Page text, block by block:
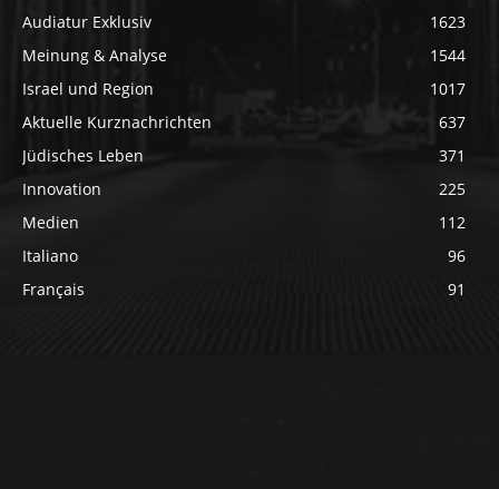
Audiatur Exklusiv
1623
Meinung & Analyse
1544
Israel und Region
1017
Aktuelle Kurznachrichten
637
Jüdisches Leben
371
Innovation
225
Medien
112
Italiano
96
Français
91